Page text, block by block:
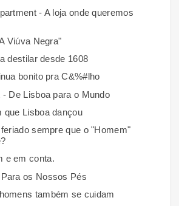
- A loja onde queremos
Viúva Negra"
destilar desde 1608
bonito pra C&%#lho
- De Lisboa para o Mundo
que Lisboa dançou
sempre que o "Homem"
e em conta.
os Nossos Pés
também se cuidam